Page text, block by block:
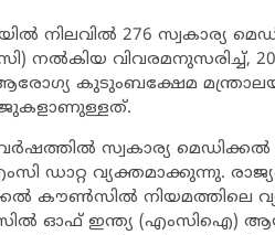
നിലവില്‍ 276 സ്വകാര്യ
നല്‍കിയ വിവരമനുസരിച്ച്,
കുടുംബക്ഷേമ
സ്വകാര്യ
ഡാറ്റ വ്യക്തമാക്കുന്നു.
കൗണ്‍സില്‍ നിയമത്തിലെ
ഓഫ് ഇന്ത്യ (എംസിഐ)